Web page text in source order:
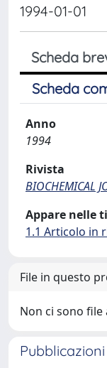
1994-01-01
Scheda
Scheda
Anno
1994
Rivista
BIOCHEMICAL
Appare nelle
1.1 Articolo in
File in questo
Non ci sono